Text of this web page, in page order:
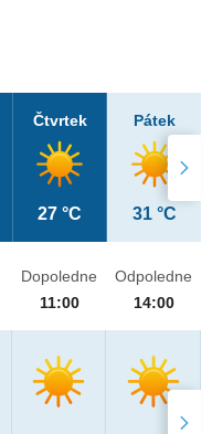
Čtvrtek
27 °C
Pátek
31 °C
Dopoledne
11:00
Odpoledne
14:00